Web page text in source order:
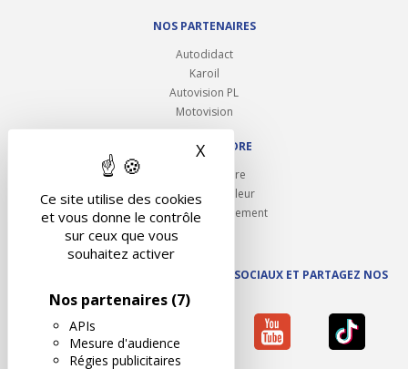
Ce site utilise des cookies
et vous donne le contrôle
sur ceux que vous
souhaitez activer
Nos partenaires (7)
APIs
Mesure d'audience
Régies publicitaires
X Masquer le bandeau des
NOS PARTENAIRES
Autodidact
Karoil
Autovision PL
Motovision
NOUS REJOINDRE
Ouvrir un centre
Devenez contrôleur
Carrières et recrutement
SUIVEZ AUTOVISION SUR LES RÉSEAUX SOCIAUX ET PARTAGEZ NOS
ACTUS